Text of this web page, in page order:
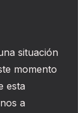
situación
momento
esta
a